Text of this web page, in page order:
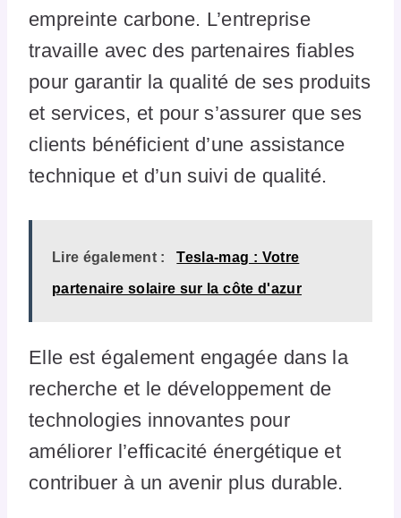
empreinte carbone. L’entreprise
travaille avec des partenaires fiables
pour garantir la qualité de ses produits
et services, et pour s’assurer que ses
clients bénéficient d’une assistance
technique et d’un suivi de qualité.
Lire également : Tesla-mag : Votre
partenaire solaire sur la côte d'azur
Elle est également engagée dans la
recherche et le développement de
technologies innovantes pour
améliorer l’efficacité énergétique et
contribuer à un avenir plus durable.